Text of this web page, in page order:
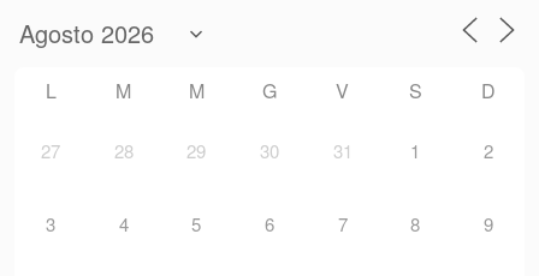
L M M G V S D
27 28 29 30 31 1 2
3 4 5 6 7 8 9